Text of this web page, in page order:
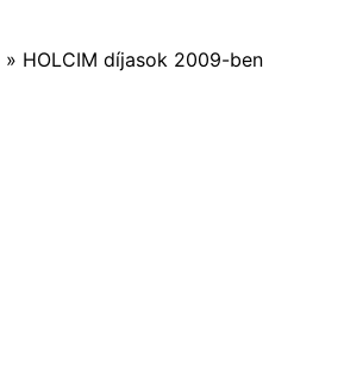
» HOLCIM díjasok 2009-ben